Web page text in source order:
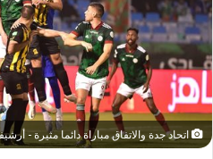
اتحاد جدة والاتفاق مباراة دائما مثيرة -